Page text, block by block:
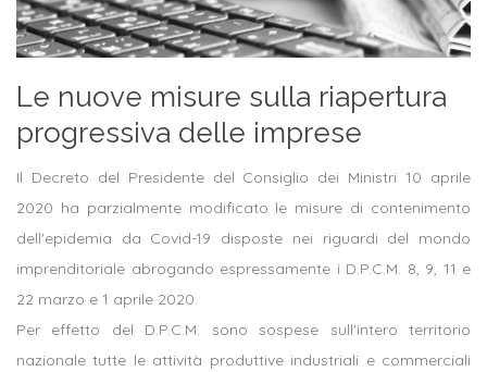
Le nuove misure sulla riapertura
progressiva delle imprese
Il Decreto del Presidente del Consiglio dei Ministri 10 aprile
2020 ha parzialmente modificato le misure di contenimento
dell'epidemia da Covid-19 disposte nei riguardi del mondo
imprenditoriale abrogando espressamente i D.P.C.M. 8, 9, 11 e
22 marzo e 1 aprile 2020.
Per effetto del D.P.C.M. sono sospese sull'intero territorio
nazionale tutte le attività produttive industriali e commerciali